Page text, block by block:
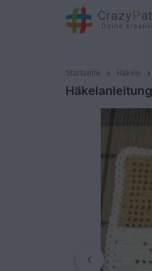
CrazyP
Deine
Startseite Häkeln
Häkelanleitung für